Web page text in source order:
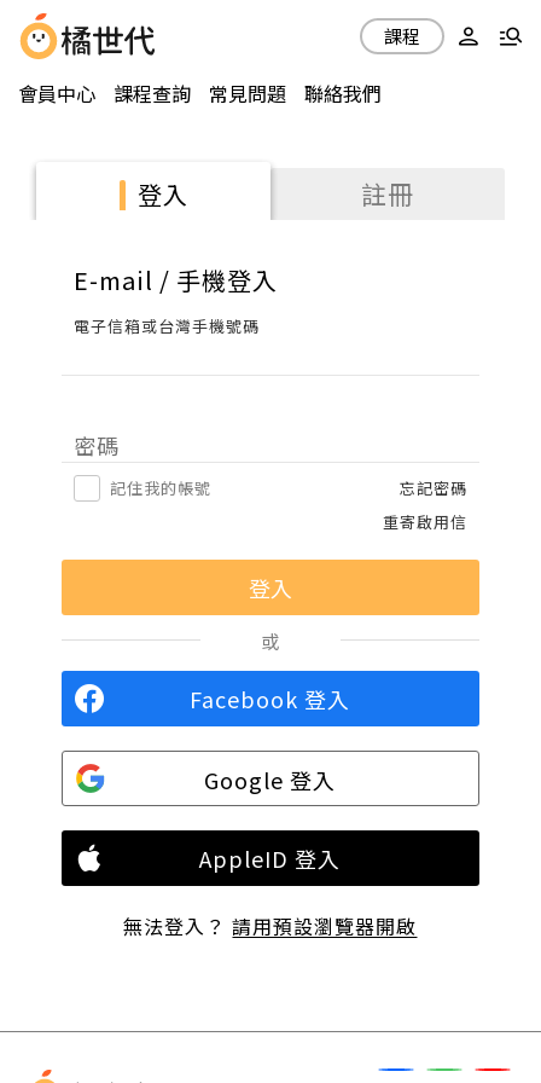
會員中心 課程查詢 常見問題 聯絡我們
課程
登入 註冊
E-mail / 手機登入
電子信箱或台灣手機號碼
密碼
記住我的帳號
忘記密碼
重寄啟用信
或
Facebook 登入
Google 登入
AppleID 登入
無法登入？請用預設瀏覽器開啟